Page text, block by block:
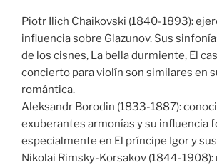
Piotr Ilich Chaikovski (1840-1893):
influencia sobre Glazunov. Sus
de los cisnes, La bella durmiente, El
concierto para violín son similares en
romántica.
Aleksandr Borodin (1833-1887):
exuberantes armonías y su influencia
especialmente en El príncipe Igor y
Nikolai Rimsky-Korsakov (1844-1908):